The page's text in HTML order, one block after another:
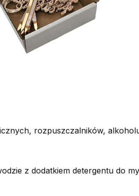
rozpuszczalników,
z dodatkiem detergentu do